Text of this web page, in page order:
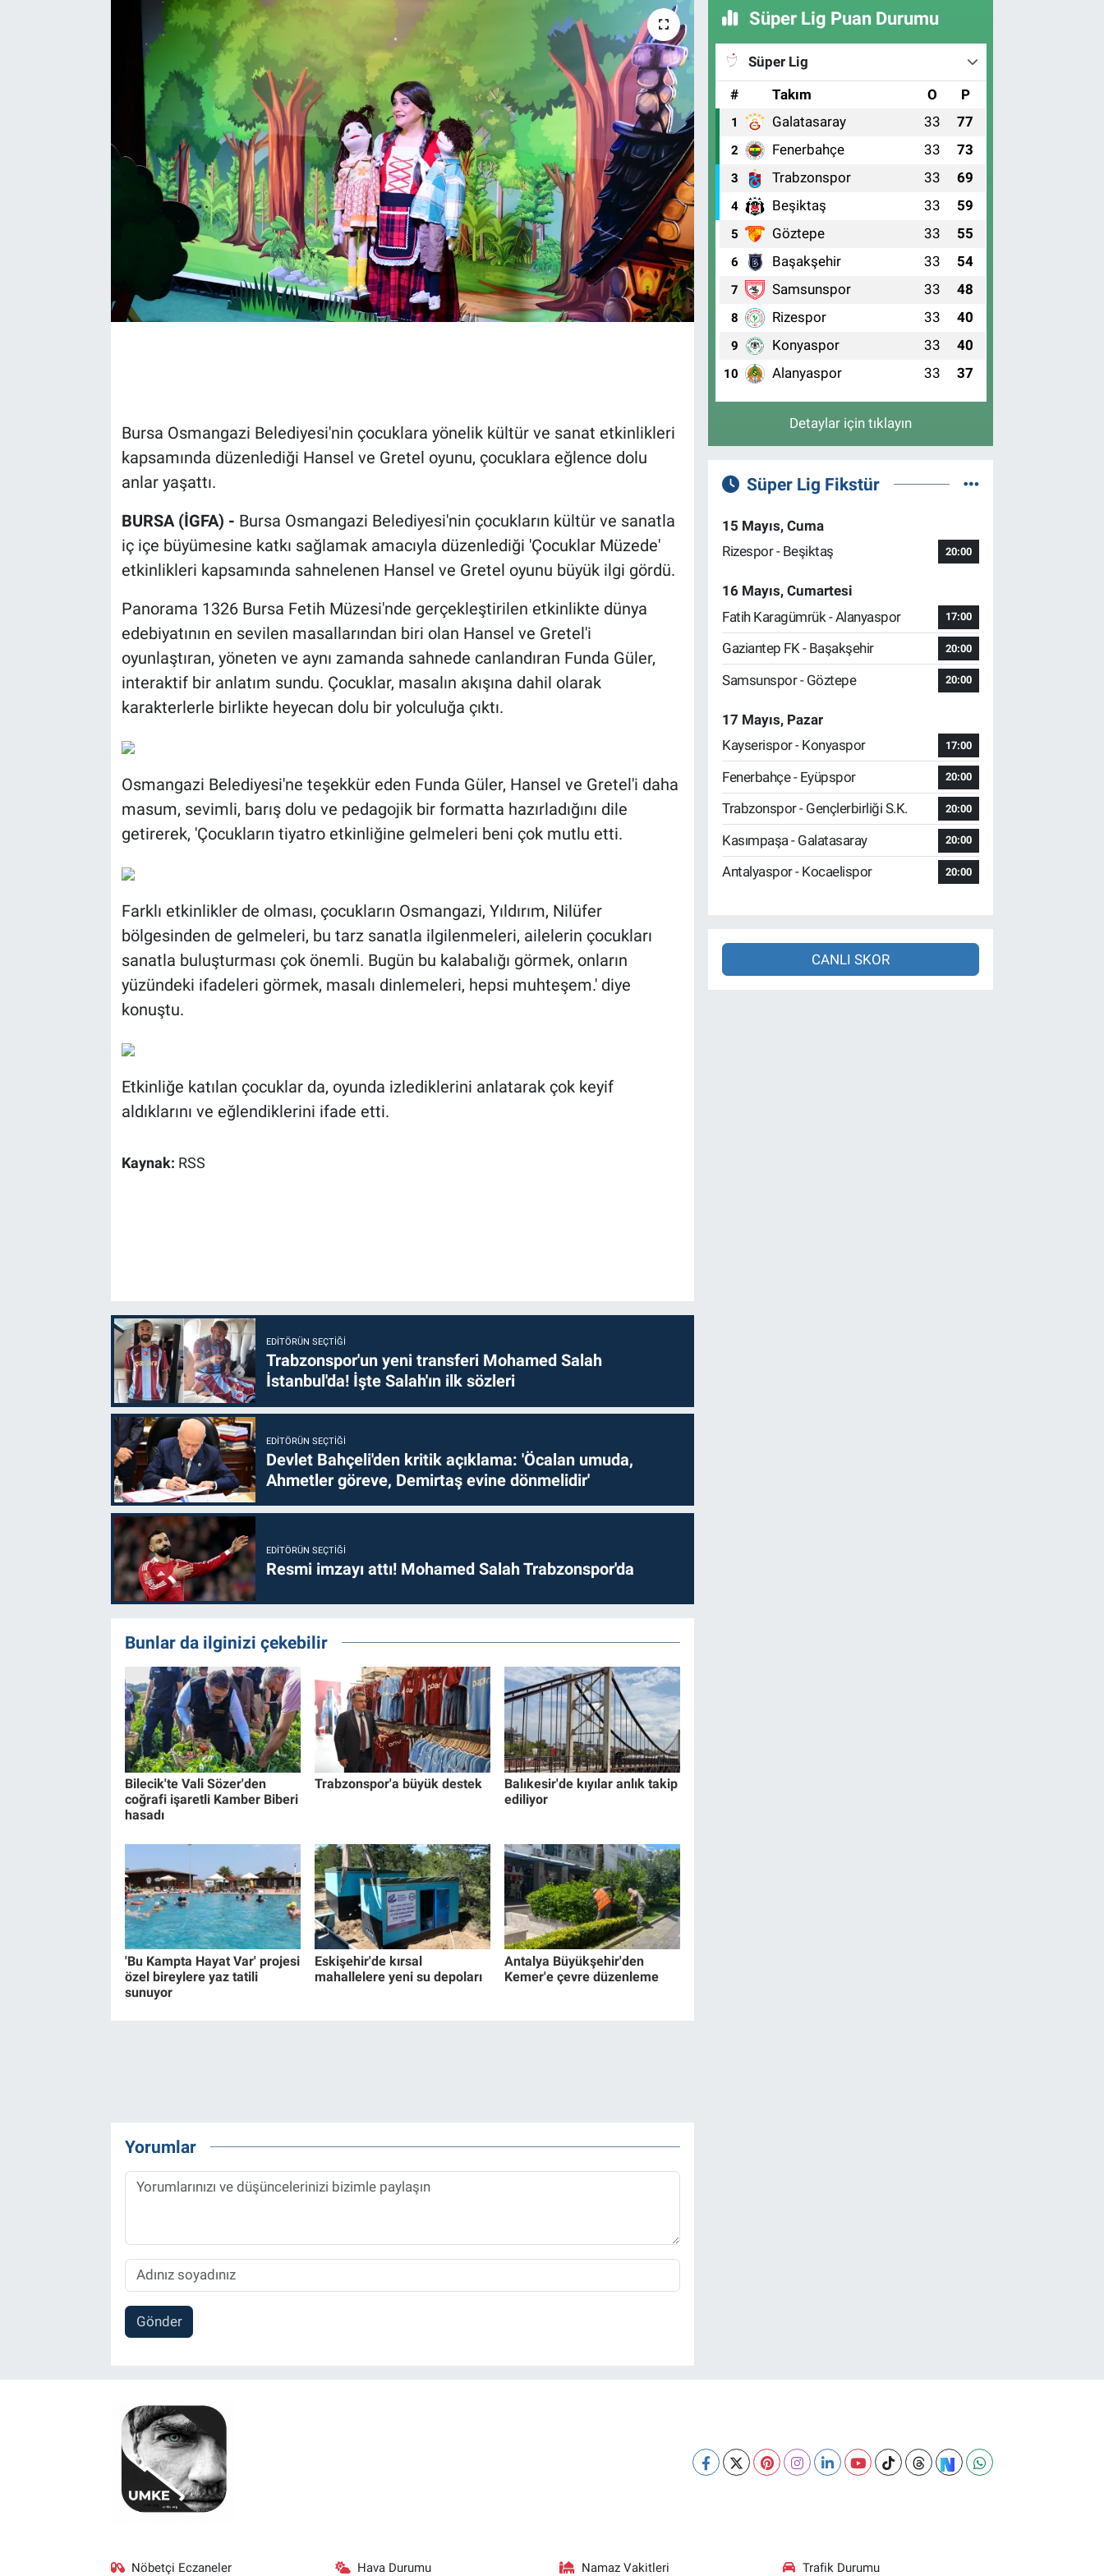
Bursa Osmangazi Belediyesi'nin çocuklara yönelik kültür ve sanat etkinlikleri
kapsamında düzenlediği Hansel ve Gretel oyunu, çocuklara eğlence dolu
anlar yaşattı.
BURSA (İGFA) - Bursa Osmangazi Belediyesi'nin çocukların kültür ve sanatla
iç içe büyümesine katkı sağlamak amacıyla düzenlediği 'Çocuklar Müzede'
etkinlikleri kapsamında sahnelenen Hansel ve Gretel oyunu büyük ilgi gördü.
Panorama 1326 Bursa Fetih Müzesi'nde gerçekleştirilen etkinlikte dünya
edebiyatının en sevilen masallarından biri olan Hansel ve Gretel'i
oyunlaştıran, yöneten ve aynı zamanda sahnede canlandıran Funda Güler,
interaktif bir anlatım sundu. Çocuklar, masalın akışına dahil olarak
karakterlerle birlikte heyecan dolu bir yolculuğa çıktı.
Osmangazi Belediyesi'ne teşekkür eden Funda Güler, Hansel ve Gretel'i daha
masum, sevimli, barış dolu ve pedagojik bir formatta hazırladığını dile
getirerek, 'Çocukların tiyatro etkinliğine gelmeleri beni çok mutlu etti.
Farklı etkinlikler de olması, çocukların Osmangazi, Yıldırım, Nilüfer
bölgesinden de gelmeleri, bu tarz sanatla ilgilenmeleri, ailelerin çocukları
sanatla buluşturması çok önemli. Bugün bu kalabalığı görmek, onların
yüzündeki ifadeleri görmek, masalı dinlemeleri, hepsi muhteşem.' diye
konuştu.
Etkinliğe katılan çocuklar da, oyunda izlediklerini anlatarak çok keyif
aldıklarını ve eğlendiklerini ifade etti.
Kaynak: RSS
EDITÖRÜN SEÇTIĞI
Trabzonspor'un yeni transferi Mohamed Salah
İstanbul'da! İşte Salah'ın ilk sözleri
EDITÖRÜN SEÇTIĞI
Devlet Bahçeli'den kritik açıklama: 'Öcalan umuda,
Ahmetler göreve, Demirtaş evine dönmelidir'
EDITÖRÜN SEÇTIĞI
Resmi imzayı attı! Mohamed Salah Trabzonspor'da
Bunlar da ilginizi çekebilir
Bilecik'te Vali Sözer'den
coğrafi işaretli Kamber Biberi
hasadı
Trabzonspor'a büyük destek
Balıkesir'de kıyılar anlık takip
ediliyor
'Bu Kampta Hayat Var' projesi
özel bireylere yaz tatili
sunuyor
Eskişehir'de kırsal
mahallelere yeni su depoları
Antalya Büyükşehir'den
Kemer'e çevre düzenleme
Yorumlar
Gönder
Süper Lig Puan Durumu
Süper Lig
#
Takım O P
1 Galatasaray 33 77
2 Fenerbahçe 33 73
3 Trabzonspor 33 69
4 Beşiktaş 33 59
5 Göztepe 33 55
6 Başakşehir 33 54
7 Samsunspor 33 48
8 Rizespor 33 40
9 Konyaspor 33 40
10 Alanyaspor 33 37
Detaylar için tıklayın
Süper Lig Fikstür
15 Mayıs, Cuma
Rizespor - Beşiktaş
20:00
16 Mayıs, Cumartesi
Fatih Karagümrük - Alanyaspor
17:00
Gaziantep FK - Başakşehir 20:00
Samsunspor - Göztepe 20:00
17 Mayıs, Pazar
Kayserispor - Konyaspor
17:00
Fenerbahçe - Eyüpspor 20:00
Trabzonspor - Gençlerbirliği S.K. 20:00
Kasımpaşa - Galatasaray 20:00
Antalyaspor - Kocaelispor 20:00
CANLI SKOR
Nöbetçi Eczaneler Hava Durumu Namaz Vakitleri Trafik Durumu